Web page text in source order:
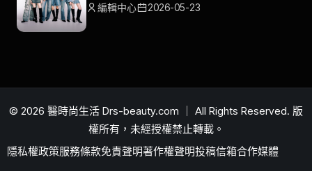
編輯中心 2026-05-23
© 2026 醫時尚生活 Drs-beauty.com ｜ All Rights Reserved. 版
權所有，未經授權禁止轉載。
隱私權政策服務條款免責聲明著作權聲明投稿信箱合作媒體